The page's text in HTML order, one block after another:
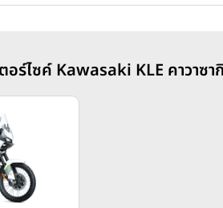
ร์ไซค์ Kawasaki KLE คาวาซา